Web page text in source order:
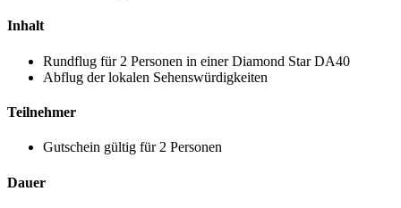
Inhalt
Rundflug für 2 Personen in einer Diamond Star DA40
Abflug der lokalen Sehenswürdigkeiten
Teilnehmer
Gutschein gültig für 2 Personen
Dauer